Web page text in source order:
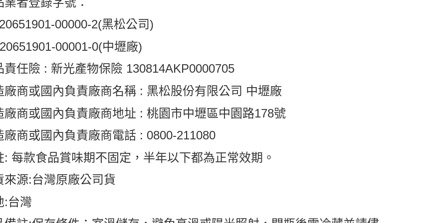
00000-2(黑松公司)
00001-0(中壢廠)
責任險 : 新光產物保險 130814AKP0000705
廠商或國內負責廠商名稱 : 黑松股份有限公司 中壢廠
廠商或國內負責廠商地址 : 桃園市中壢區中園路178號
廠商或國內負責廠商電話 : 0800-211080
: 每款食品賞味期不固定，半年以下都為正常效期。
來源:台灣原廠公司貨
:台灣